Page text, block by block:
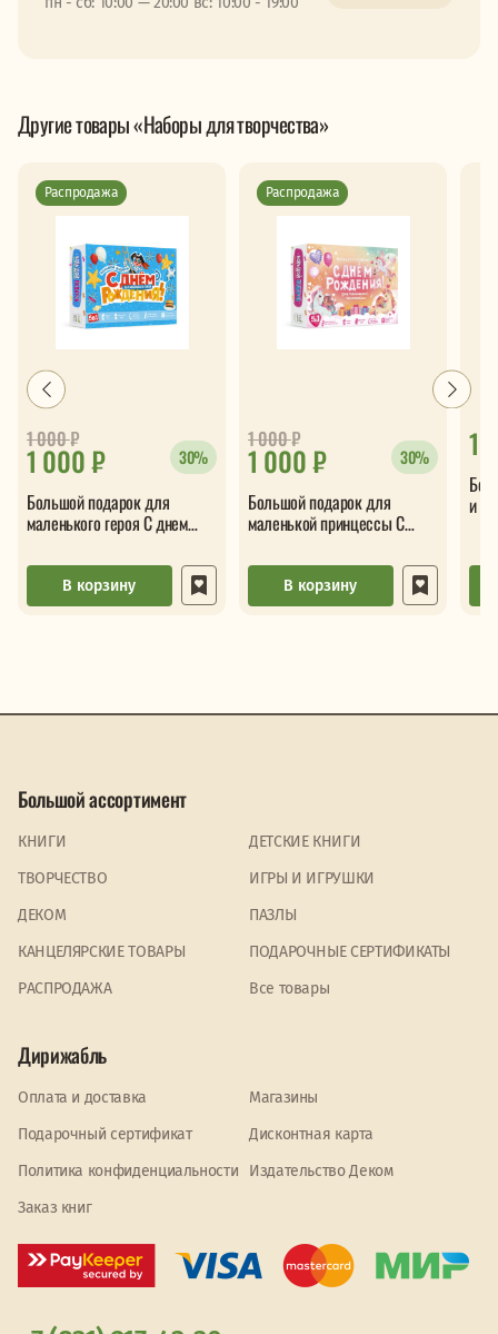
Другие товары «Наборы для творчества»
Распродажа
1 000 ₽
1 000₽
30%
Большой подарок для
маленького героя С днем
В корзину
Распродажа
1 000 ₽
1 000₽
30%
Большой подарок для
маленькой принцессы С
В корзину
1
и
Большой ассортимент
КНИГИ
ДЕТСКИЕ КНИГИ
ТВОРЧЕСТВО
ИГРЫ И ИГРУШКИ
ДЕКОМ
ПАЗЛЫ
КАНЦЕЛЯРСКИЕ ТОВАРЫ
ПОДАРОЧНЫЕ СЕРТИФИКАТЫ
PАСПРОДАЖА
Все товары
Дирижабль
Оплата и доставка
Магазины
Подарочный сертификат
Дисконтная карта
Политика конфиденциальности
Издательство Деком
Заказ книг